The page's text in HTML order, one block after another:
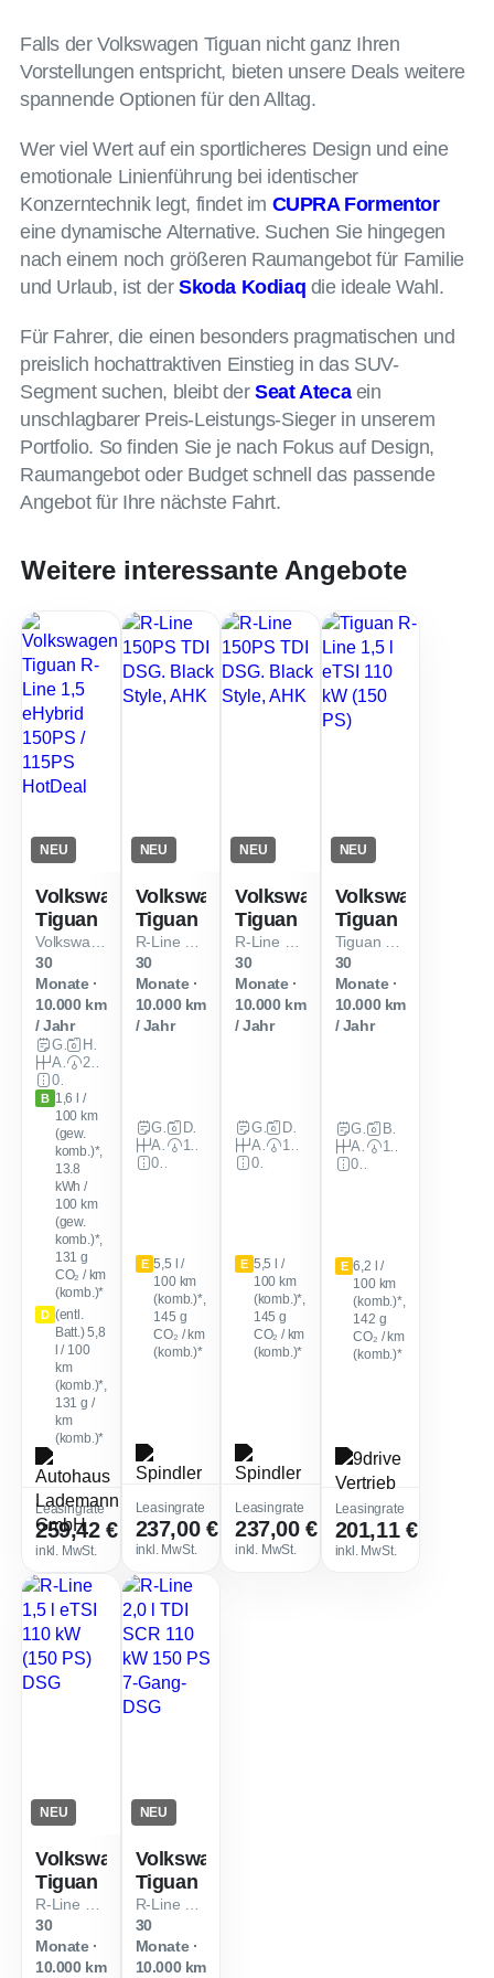
Falls der Volkswagen Tiguan nicht ganz Ihren
Vorstellungen entspricht, bieten unsere Deals weitere
spannende Optionen für den Alltag.
Wer viel Wert auf ein sportlicheres Design und eine
emotionale Linienführung bei identischer
Konzerntechnik legt, findet im CUPRA Formentor
eine dynamische Alternative. Suchen Sie hingegen
nach einem noch größeren Raumangebot für Familie
und Urlaub, ist der Skoda Kodiaq die ideale Wahl.
Für Fahrer, die einen besonders pragmatischen und
preislich hochattraktiven Einstieg in das SUV-
Segment suchen, bleibt derSeat Atecaein
unschlagbarer Preis-Leistungs-Sieger in unserem
Portfolio. So finden Sie je nach Fokus auf Design,
Raumangebot oder Budget schnell das passende
Angebot für Ihre nächste Fahrt.
Weitere interessante Angebote
NEU
Volkswagen
Tiguan
30
Monate ·
10.000 km
/ Jahr
Gewerbe
Hybrid
Automatik
265 PS (195 kW)
0 km
B 1,6 l /
100 km
(gew.
komb.)*,
13.8
kWh /
100 km
(gew.
komb.)*,
131g
CO₂ / km
(komb.)*
D (entl.
Batt.) 5,8
l / 100
km
(komb.)*,
131 g /
km
(komb.)*
Leasingrate
259,42 €
inkl. MwSt.
Leasingfaktor:0,39
Verfügbar ab Jan. 2027
NEU
Volkswagen
Tiguan
30
Monate ·
10.000 km
/ Jahr
Gewerbe
Diesel
Automatik
150 PS (110 kW)
0 km
E 5,5 l /
100 km
(komb.)*,
145 g
CO₂ / km
(komb.)*
Leasingrate
237,00 €
inkl. MwSt.
Leasingfaktor
0,41
Sofort verfügbar
NEU
Volkswagen
Tiguan
30
Monate ·
10.000 km
/ Jahr
Gewerbe
Diesel
Automatik
150 PS (110 kW)
0 km
E 5,5 l /
100 km
(komb.)*,
145g
CO₂ / km
(komb.)*
Leasingrate
237,00 €
inkl. MwSt.
Leasingfaktor
0,42
Sofort verfügbar
NEU
Volkswagen
Tiguan
30
Monate ·
10.000 km
/ Jahr
Gewerbe
Benzin
Automatik
150 PS (110 kW)
0 km
E 6,2 l /
100 km
(komb.)*,
142 g
CO₂ / km
(komb.)*
Leasingrate
201,11 €
inkl. MwSt.
NEU
Volkswagen
Tiguan
30
Monate ·
10.000 km
NEU
Volkswagen
Tiguan
30
Monate ·
10.000 km